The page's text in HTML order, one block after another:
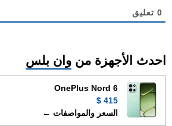
0 تعليق
احدث الأجهزة من وان بلس
OnePlus Nord 6
415 $
السعر والمواصفات ←